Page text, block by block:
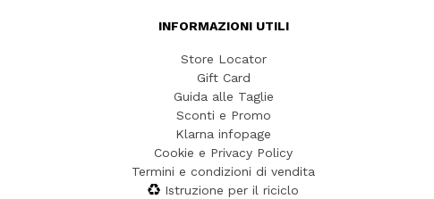
INFORMAZIONI UTILI
Store Locator
Gift Card
Guida alle Taglie
Sconti e Promo
Klarna infopage
Cookie e Privacy Policy
Termini e condizioni di vendita
Istruzione per il riciclo